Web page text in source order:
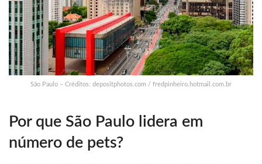
São Paulo – Créditos: depositphotos.com / fredpinheiro.hotmail.com.br
Por que São Paulo lidera em
número de pets?